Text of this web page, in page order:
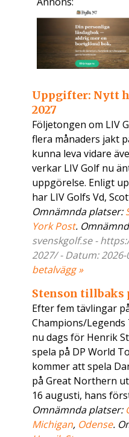
Uppgifter: Nytt
2027
Följetongen om LIV
flera månaders jakt
kunna leva vidare
verkar LIV Golf nu
uppgörelse. Enligt
har LIV Golfs Vd,
Omnämnda platser:
York Post.
svenskgolf.se -
2027/ - Datum: 2026-
betalvägg »
Stenson tillbaks
Efter fem tävlingar
Champions/
nu dags för Henrik
spela på DP World
kommer att spela
på Great Northern
16 augusti, hans
Omnämnda platser:
Michigan, Odense.